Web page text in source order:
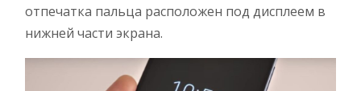
отпечатка пальца расположен под дисплеем в
нижней части экрана.